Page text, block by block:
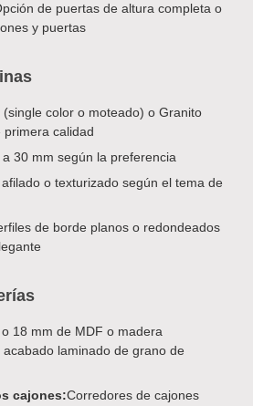
de puertas de altura completa o
y puertas
(single color o moteado) o Granito
primera calidad
a 30 mm según la preferencia
o texturizado según el tema de
de borde planos o redondeados
18 mm de MDF o madera
laminado de grano de
cajones:Corredores de cajones